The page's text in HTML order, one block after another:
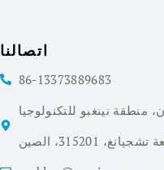
اتصالنا
86-13373889683
منطقة نينغبو للتكنولوجيا
315201، الصين